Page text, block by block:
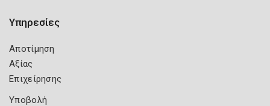
Υπηρεσίες
Αποτίμηση
Αξίας
Επιχείρησης
Υποβολή